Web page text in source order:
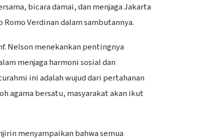
bicara damai, dan menjaga Jakarta
Verdinan dalam sambutannya.
Nelson menekankan pentingnya
menjaga harmoni sosial dan
ini adalah wujud dari pertahanan
agama bersatu, masyarakat akan ikut
menyampaikan bahwa semua